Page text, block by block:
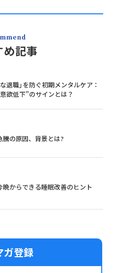
め記事
退職｣を防ぐ初期メンタルケア：
欲低下”のサインとは？
騰の原因、背景とは?
晩からできる睡眠改善のヒント
ガ登録